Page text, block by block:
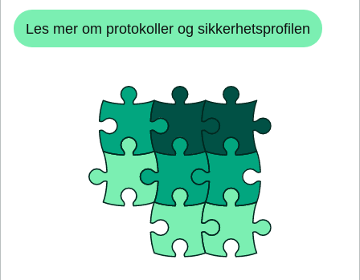
Les mer om protokoller og sikkerhetsprofilen